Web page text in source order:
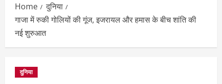
Home
दुनिया
गाजा में रुकी गोलियों की गूंज, इजरायल और हमास के बीच शांति की
नई शुरुआत
दुनिया